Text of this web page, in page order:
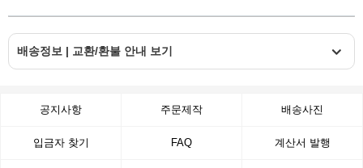
배송정보 | 교환/환불 안내 보기
공지사항 주문제작 배송사진
입금자 찾기 FAQ 계산서 발행